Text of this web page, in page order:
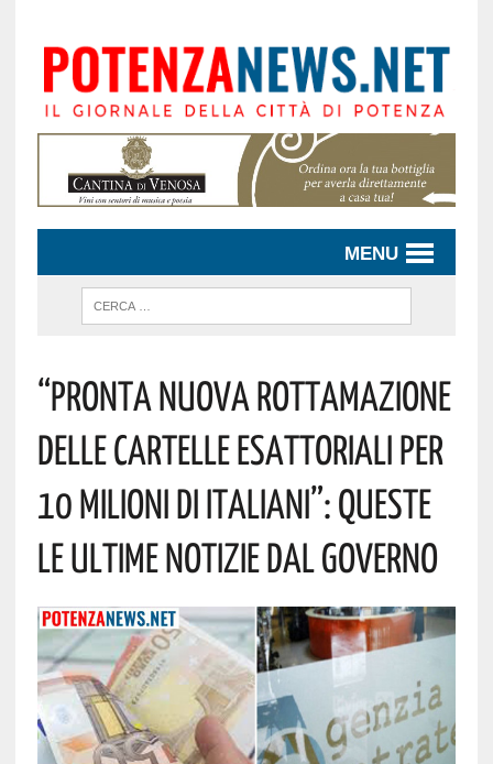
MENU
“Pronta Nuova Rottamazione
Delle Cartelle Esattoriali Per
10 Milioni Di Italiani”: Queste
Le Ultime Notizie Dal Governo